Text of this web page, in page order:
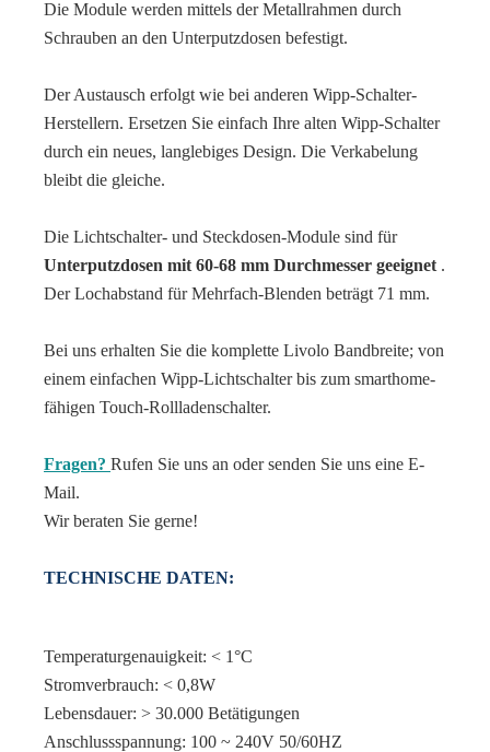
Die Module werden mittels der Metallrahmen durch
Schrauben an den Unterputzdosen befestigt.
Der Austausch erfolgt wie bei anderen Wipp-Schalter-
Herstellern. Ersetzen Sie einfach Ihre alten Wipp-Schalter
durch ein neues, langlebiges Design. Die Verkabelung
bleibt die gleiche.
Die Lichtschalter- und Steckdosen-Module sind für
Unterputzdosen mit 60-68 mm Durchmesser geeignet .
Der Lochabstand für Mehrfach-Blenden beträgt 71 mm.
Bei uns erhalten Sie die komplette Livolo Bandbreite; von
einem einfachen Wipp-Lichtschalter bis zum smarthome-
fähigen Touch-Rollladenschalter.
Fragen? Rufen Sie uns an oder senden Sie uns eine E-
Mail.
Wir beraten Sie gerne!
TECHNISCHE DATEN:
Temperaturgenauigkeit: < 1°C
Stromverbrauch: < 0,8W
Lebensdauer: > 30.000 Betätigungen
Anschlussspannung: 100 ~ 240V 50/60HZ